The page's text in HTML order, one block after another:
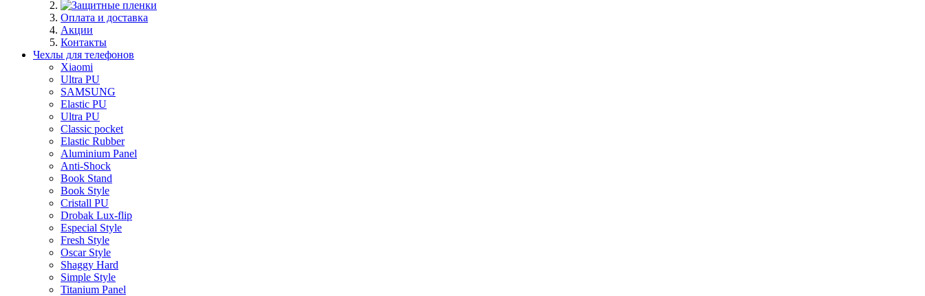
Оплата и доставка
Акции
Контакты
Чехлы для телефонов
Xiaomi
Ultra PU
SAMSUNG
Elastic PU
Ultra PU
Classic pocket
Elastic Rubber
Aluminium Panel
Anti-Shock
Book Stand
Book Style
Cristall PU
Drobak Lux-flip
Especial Style
Fresh Style
Oscar Style
Shaggy Hard
Simple Style
Titanium Panel